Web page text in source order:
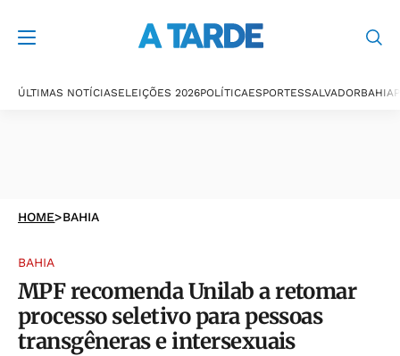
ÚLTIMAS NOTÍCIASELEIÇÕES 2026POLÍTICAESPORTESSALVADORBAHIA
HOME>BAHIA
BAHIA
MPF recomenda Unilab a retomar
processo seletivo para pessoas
transgêneras e intersexuais